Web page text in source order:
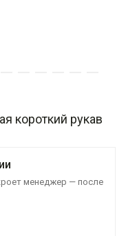
короткий рукав
менеджер — после